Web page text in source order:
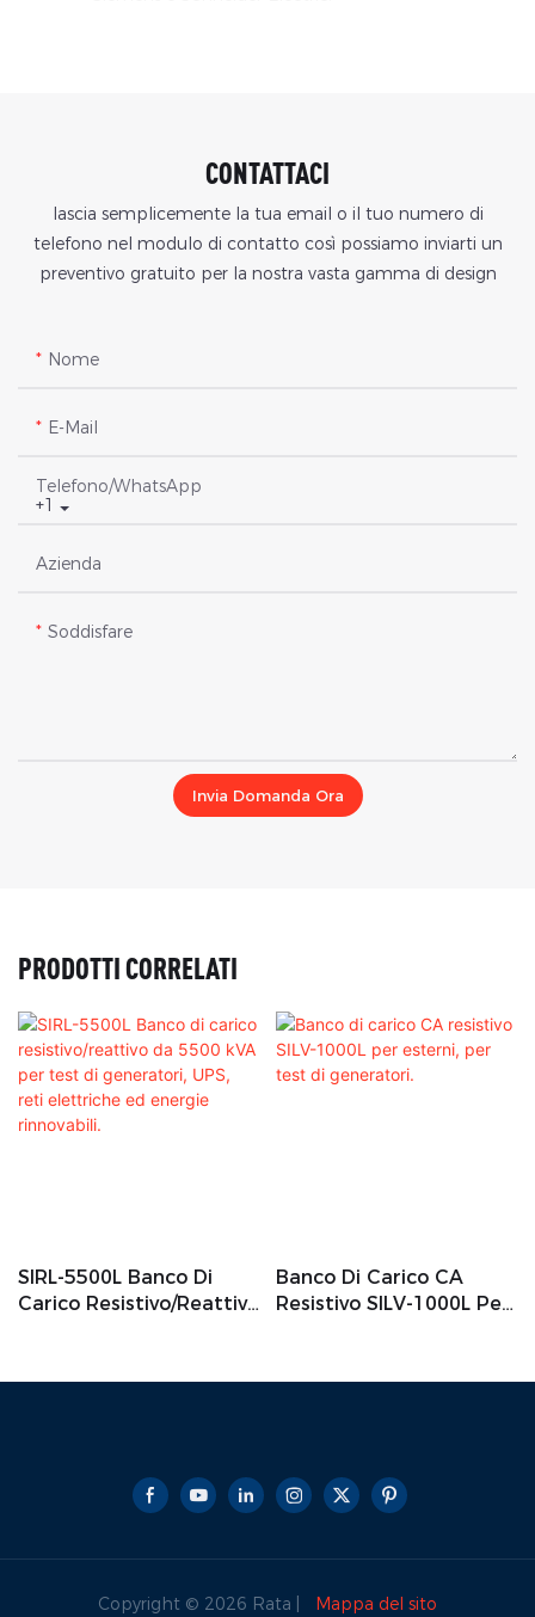
CONTATTACI
lascia semplicemente la tua email o il tuo numero di
telefono nel modulo di contatto così possiamo inviarti un
preventivo gratuito per la nostra vasta gamma di design
Nome
E-Mail
+1
Telefono/WhatsApp
Azienda
Soddisfare
Invia Domanda Ora
PRODOTTI CORRELATI
SIRL-5500L Banco Di
Carico Resistivo/reattivo
Elettriche Ed Energie
Banco Di Carico CA
Resistivo SILV-1000L Per
Copyright © 2026 Rata | Mappa del sito